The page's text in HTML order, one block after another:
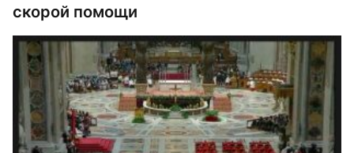
скорой помощи